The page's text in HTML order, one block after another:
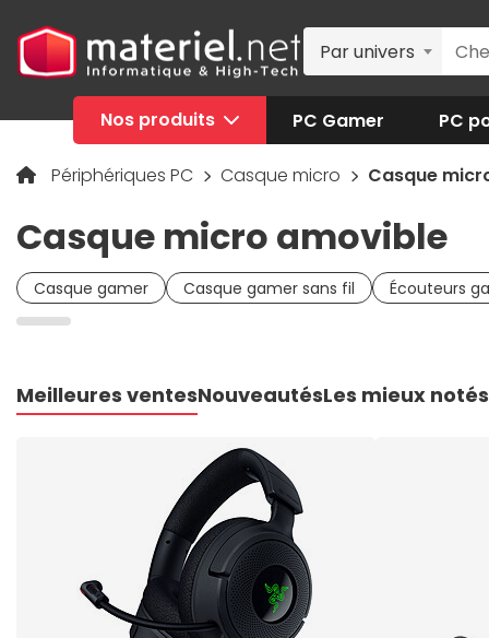
Par univers
Nos produits PC Gamer PC
Périphériques PC Casque micro Casque
Casque micro amovible
Casque gamer Casque gamer sans fil Écouteurs
Meilleures ventesNouveautésLes mieux notés